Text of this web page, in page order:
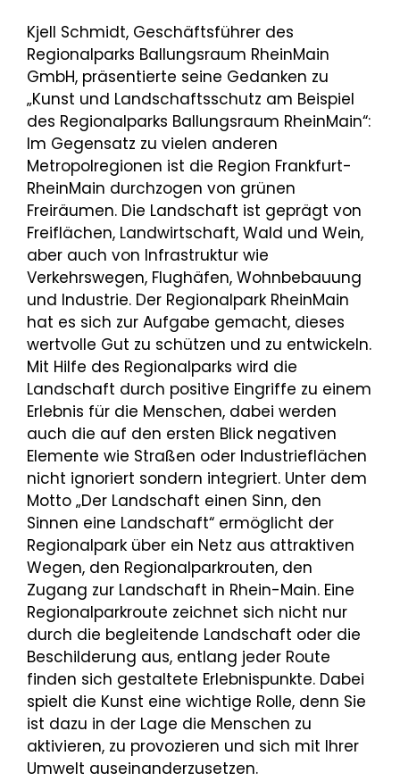
Kjell Schmidt, Geschäftsführer des
Regionalparks Ballungsraum RheinMain
GmbH, präsentierte seine Gedanken zu
„Kunst und Landschaftsschutz am Beispiel
des Regionalparks Ballungsraum RheinMain“:
Im Gegensatz zu vielen anderen
Metropolregionen ist die Region Frankfurt-
RheinMain durchzogen von grünen
Freiräumen. Die Landschaft ist geprägt von
Freiflächen, Landwirtschaft, Wald und Wein,
aber auch von Infrastruktur wie
Verkehrswegen, Flughäfen, Wohnbebauung
und Industrie. Der Regionalpark RheinMain
hat es sich zur Aufgabe gemacht, dieses
wertvolle Gut zu schützen und zu entwickeln.
Mit Hilfe des Regionalparks wird die
Landschaft durch positive Eingriffe zu einem
Erlebnis für die Menschen, dabei werden
auch die auf den ersten Blick negativen
Elemente wie Straßen oder Industrieflächen
nicht ignoriert sondern integriert. Unter dem
Motto „Der Landschaft einen Sinn, den
Sinnen eine Landschaft“ ermöglicht der
Regionalpark über ein Netz aus attraktiven
Wegen, den Regionalparkrouten, den
Zugang zur Landschaft in Rhein-Main. Eine
Regionalparkroute zeichnet sich nicht nur
durch die begleitende Landschaft oder die
Beschilderung aus, entlang jeder Route
finden sich gestaltete Erlebnispunkte. Dabei
spielt die Kunst eine wichtige Rolle, denn Sie
ist dazu in der Lage die Menschen zu
aktivieren, zu provozieren und sich mit Ihrer
Umwelt auseinanderzusetzen.